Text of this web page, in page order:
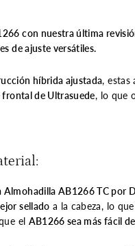
con nuestra última
de ajuste versátiles.
híbrida ajustada, estas
de Ultrasuede, lo que
Almohadilla AB1266 TC por
sellado a la cabeza, lo
el AB1266 sea más fácil